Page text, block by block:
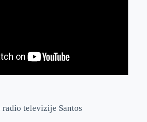
televizije Santos